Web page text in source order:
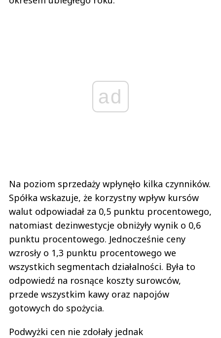
ad
Na poziom sprzedaży wpłynęło kilka czynników.
Spółka wskazuje, że korzystny wpływ kursów
walut odpowiadał za 0,5 punktu procentowego,
natomiast dezinwestycje obniżyły wynik o 0,6
punktu procentowego. Jednocześnie ceny
wzrosły o 1,3 punktu procentowego we
wszystkich segmentach działalności. Była to
odpowiedź na rosnące koszty surowców,
przede wszystkim kawy oraz napojów
gotowych do spożycia.
Podwyżki cen nie zdołały jednak